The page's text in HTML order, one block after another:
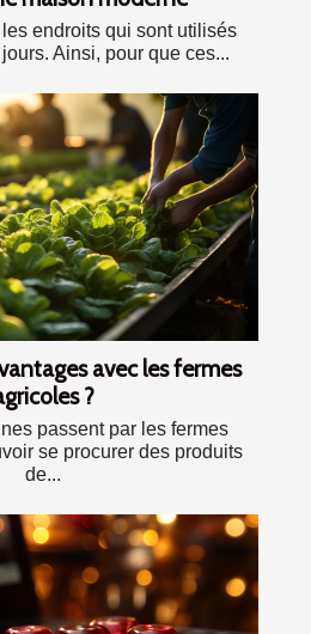
endroits qui sont utilisés
Ainsi, pour que ces...
avec les fermes
?
passent par les fermes
se procurer des produits
de...